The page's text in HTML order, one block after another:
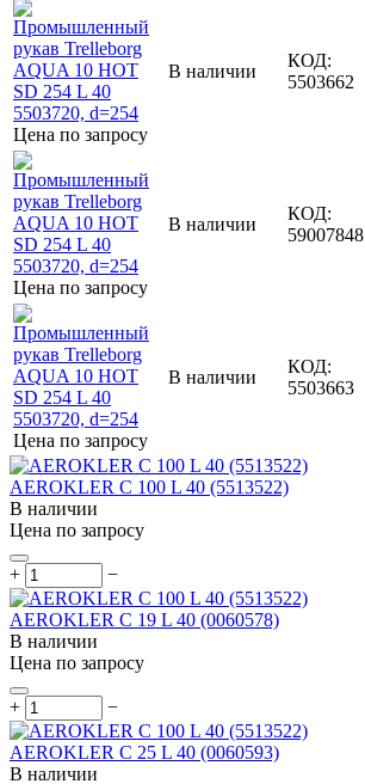
Цена по запросу
В наличии
КОД:
5503662
Цена по запросу
В наличии
КОД:
59007848
Цена по запросу
В наличии
КОД:
5503663
AEROKLER C 100 L 40 (5513522)
В наличии
Цена по запросу
+ −
AEROKLER C 19 L 40 (0060578)
В наличии
Цена по запросу
+ −
AEROKLER C 25 L 40 (0060593)
В наличии